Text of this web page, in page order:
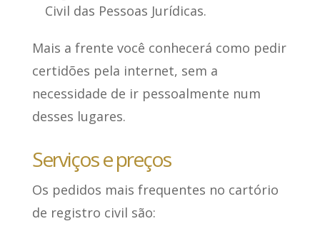
Civil das Pessoas Jurídicas.
Mais a frente você conhecerá como pedir
certidões pela internet, sem a
necessidade de ir pessoalmente num
desses lugares.
Serviços e preços
Os pedidos mais frequentes no cartório
de registro civil são: